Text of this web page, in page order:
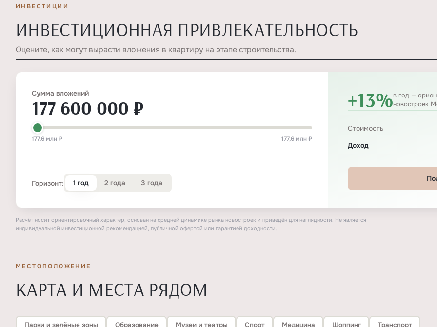
ИНВЕСТИЦИИ
ИНВЕСТИЦИОННАЯ ПРИВЛЕКАТЕЛЬНОСТЬ
Оцените, как могут вырасти вложения в квартиру на этапе строительства.
Сумма вложений
177 600 000 ₽
177,6 млн ₽ 177,6 млн ₽
Горизонт: 1 год 2 года 3 года
+13%в год —
новостроек
Стоимость
Доход
Расчёт носит ориентировочный характер, основан на средней динамике рынка новостроек и приведён для наглядности. Не является
индивидуальной инвестиционной рекомендацией, публичной офертой или гарантией доходности.
МЕСТОПОЛОЖЕНИЕ
КАРТА И МЕСТА РЯДОМ
Парки и зелёные зоны Образование Музеи и театры Спорт Медицина Шоппинг Транспорт